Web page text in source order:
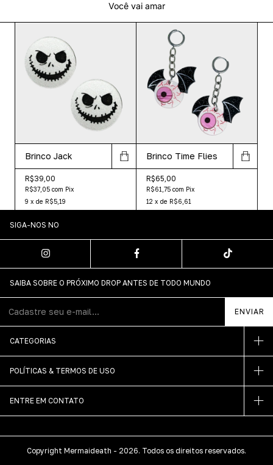
Você vai amar
Brinco Jack
R$39,00
R$37,05 com Pix
9 x de R$5,19
Brinco Time Flies
R$65,00
R$61,75 com Pix
12 x de R$6,61
SIGA-NOS NO
SAIBA SOBRE O PRÓXIMO DROP ANTES DE TODO MUNDO
CATEGORIAS
POLÍTICAS & TERMOS DE USO
ENTRE EM CONTATO
Copyright Mermaideath - 2026. Todos os direitos reservados.